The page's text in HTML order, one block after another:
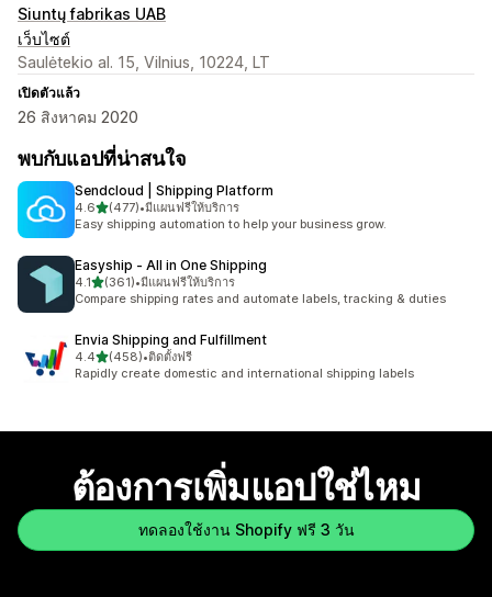
Siuntų fabrikas UAB
เว็บไซต์
Saulėtekio al. 15, Vilnius, 10224, LT
เปิดตัวแล้ว
26 สิงหาคม 2020
พบกับแอปที่น่าสนใจ
Sendcloud | Shipping Platform
4.6เต็ม 5 ดาว
(477)
ทั้งหมด 477 รีวิว
•มีแผนฟรีให้บริการ
Easy shipping automation to help your business grow.
Easyship ‑ All in One Shipping
4.1เต็ม 5 ดาว
(361)
ทั้งหมด 361 รีวิว
•มีแผนฟรีให้บริการ
Compare shipping rates and automate labels, tracking & duties
Envia Shipping and Fulfillment
4.4เต็ม 5 ดาว
(458)
ทั้งหมด 458 รีวิว
•ติดตั้งฟรี
Rapidly create domestic and international shipping labels
ต้องการเพิ่มแอปใช่ไหม
ทดลองใช้งาน Shopify ฟรี 3 วัน